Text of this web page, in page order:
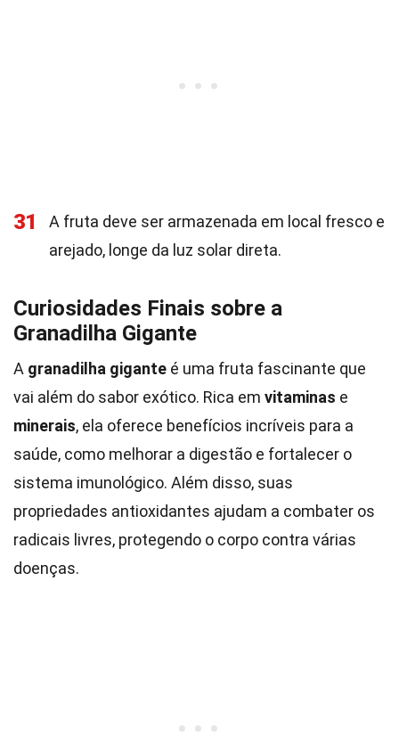
31
A fruta deve ser armazenada em local fresco e
arejado, longe da luz solar direta.
Curiosidades Finais sobre a
Granadilha Gigante
A granadilha gigante é uma fruta fascinante que
vai além do sabor exótico. Rica em vitaminas e
minerais, ela oferece benefícios incríveis para a
saúde, como melhorar a digestão e fortalecer o
sistema imunológico. Além disso, suas
propriedades antioxidantes ajudam a combater os
radicais livres, protegendo o corpo contra várias
doenças.